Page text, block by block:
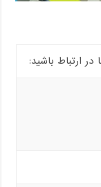
ارتباط باشید: